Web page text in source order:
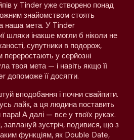
у Tinder уже створено понад
знайомством стоять
наша мета. У Tinder
шляхи інакше могли б ніколи не
супутники в подорож,
переростають у серйозні
твоя мета — і навіть якщо її
її досягти.
вподобання і почни свайпити.
лайк, а ця людина поставить
А далі — все у твоїх руках.
зустріч, подивися, що з
функціям, як Double Date,